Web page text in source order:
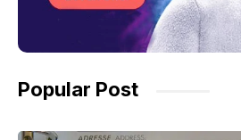
Popular Post